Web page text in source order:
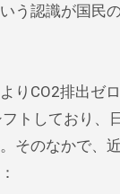
う認識が国民
りCO2排出ゼ
トしており、
そのなかで、